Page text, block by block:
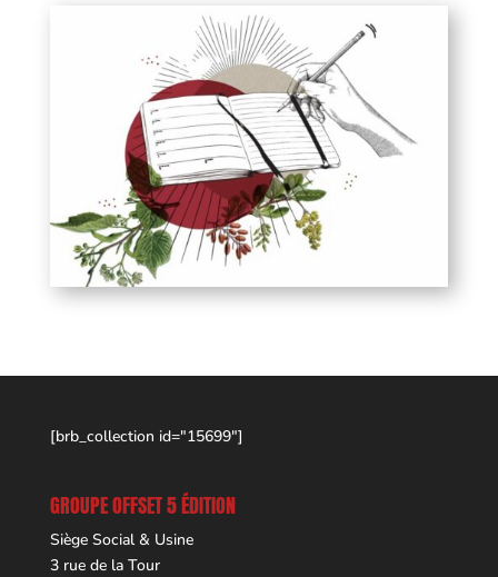
[brb_collection id="15699"]
GROUPE OFFSET 5 ÉDITION
Siège Social & Usine
3 rue de la Tour